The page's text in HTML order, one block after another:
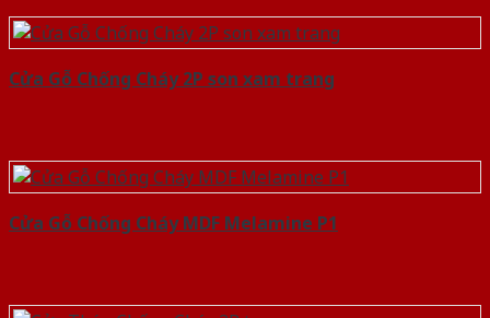
Cửa Gỗ Chống Cháy 2P son xam trang
Cửa Gỗ Chống Cháy MDF Melamine P1